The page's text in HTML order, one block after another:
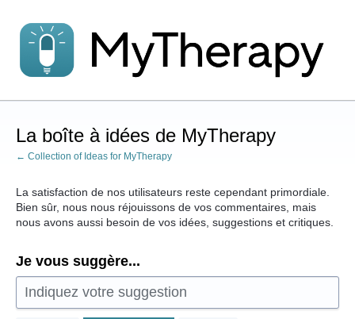
au
contenu
La boîte à idées de MyTherapy
← Collection of Ideas for MyTherapy
La satisfaction de nos utilisateurs reste cependant primordiale.
Bien sûr, nous nous réjouissons de vos commentaires, mais
nous avons aussi besoin de vos idées, suggestions et critiques.
Je vous suggère...
Indiquez votre suggestion